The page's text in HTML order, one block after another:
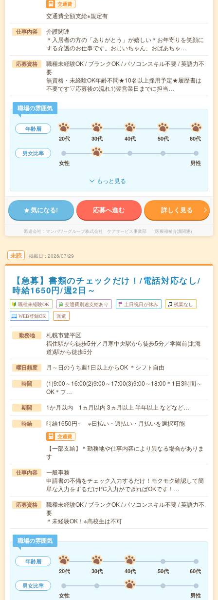
交通費
交通費全額支給※規定有
仕事内容
介護関連
＊入居者の方の「ありがとう」が嬉しい＊お年寄りを笑顔に
する介護のお仕事です。おじいちゃん、おばあちゃ…
応募資格
職種未経験OK / ブランクOK / パソコンスキル不要 / 英語力不
要
無資格・未経験OK年齢不問★10名以上採用予定★履歴書は
不要です▽応募後の流れ1)翌営業日までに担当…
職場の雰囲気
年齢層
20代
30代 40代 50代
60代
男女比率
女性
男性
もっと見る
気になる! 応募へ進む 詳しく見る
派遣会社 マンパワーグループ株式会社 ケアサービス事業部 （医療福祉介護関連）
未読 掲載日 2026/07/29
【急募】書類のチェックだけ！/電話対応なし/
時給1650円/週2日～
職種未経験OK 交通費別途支給あり 土日祝日が休み 残業なし
WEB登録OK 派遣
勤務地
札幌市豊平区
福住駅から徒歩5分／月寒中央駅から徒歩5分／学園前(北海
道)駅から徒歩5分
曜日頻度 月～日のうち週1日以上からOK ＊シフト自由
時間
(1)9:00～16:00(2)9:00～17:00(3)9:00～18:00＊1日3時間～
OK＊フ…
期間 1か月以内 1ヵ月以内 3ヵ月以上 半年以上 などなど…
時給 時給1650円~ ※日払い・週払い・月払いを選択可能
交通費
【一部支給】＊勤務地や仕事内容により異なる場合がありま
す
仕事内容
一般事務
申請書の不備をチェック入力するだけ！モクモク確認して簡
単な入力をするだけPC入力ができればOKです！…
応募資格
職種未経験OK / ブランクOK / パソコンスキル不要 / 英語力不
要
＊未経験OK！※高校生は不可
職場の雰囲気
年齢層
20代
30代 40代 50代
60代
男女比率
女性
男性